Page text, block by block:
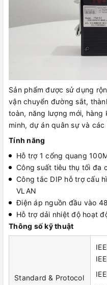
Sản phẩm được sử dụng
vận chuyển đường sắt,
toàn, năng lượng mới,
minh, dự án quân sự và
Tính năng
Hỗ trợ 1 cổng quang
Công suất tiêu thụ tối đa
Công tắc DIP hỗ trợ cấu
VLAN
Điện áp nguồn đầu vào
Hỗ trợ dải nhiệt độ hoạt
Thông số kỹ thuật
Standard & Protocol